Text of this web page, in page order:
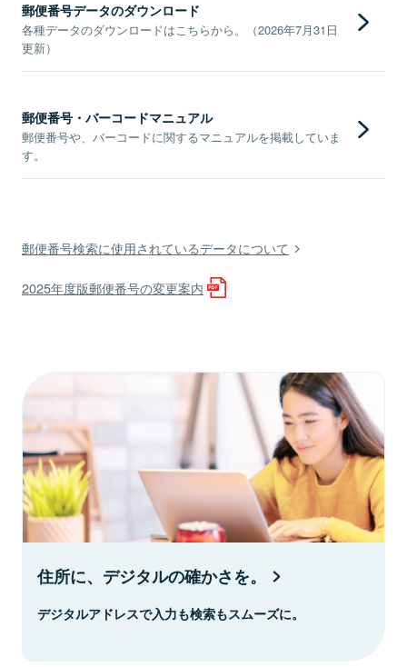
郵便番号データのダウンロード
各種データのダウンロードはこちらから。（2026年7月31日
更新）
郵便番号・バーコードマニュアル
郵便番号や、バーコードに関するマニュアルを掲載していま
す。
郵便番号検索に使用されているデータについて
2025年度版郵便番号の変更案内
住所に、デジタルの確かさを。
デジタルアドレスで入力も検索もスムーズに。